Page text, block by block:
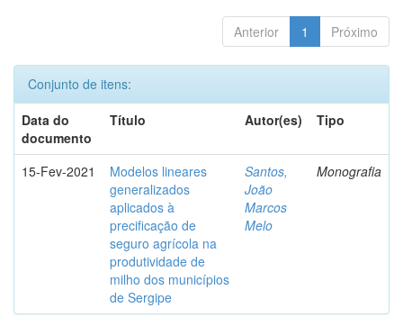
Anterior 1 Próximo
Conjunto de itens:
Data do
documento
Título Autor(es) Tipo
15-Fev-2021
Modelos lineares
generalizados
aplicados à
precificação de
seguro agrícola na
produtividade de
milho dos municípios
de Sergipe
Santos,
João
Marcos
Melo
Monografia